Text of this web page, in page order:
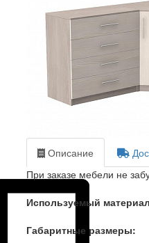
Описание
При заказе мебели не
Используемый
Габаритные размеры: